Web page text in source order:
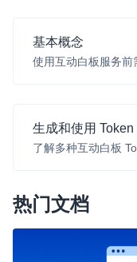
RTC 服务端 SDK
与 RTC 客户端
水晶球
控制台
开通和管理声网各
低代码应用平台
基本概念
使用互动白板服务前
生成和使用 Token
了解多种互动白板
热门文档